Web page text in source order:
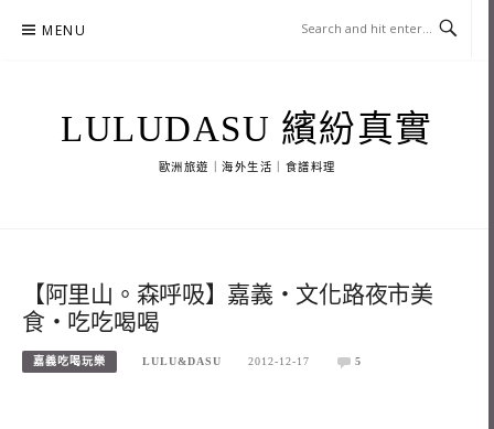
MENU
LULUDASU 繽紛真實
歐洲旅遊｜海外生活｜食譜料理
【阿里山。森呼吸】嘉義‧文化路夜市美
食‧吃吃喝喝
嘉義吃喝玩樂 LULU&DASU 2012-12-17 5